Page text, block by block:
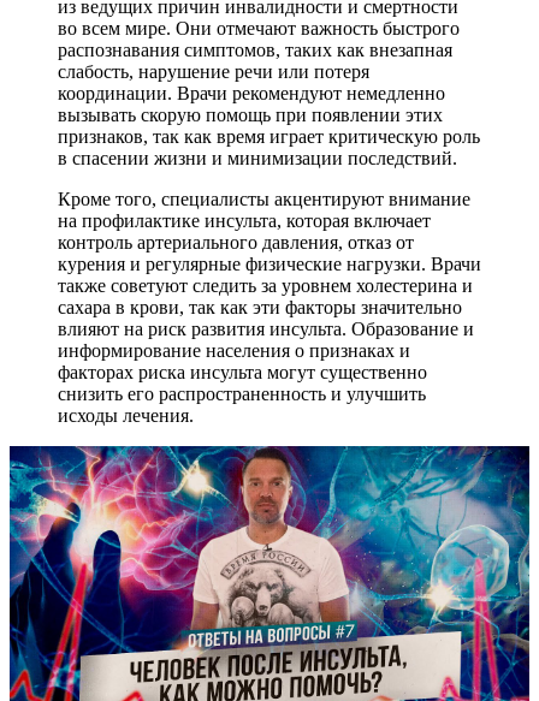
из ведущих причин инвалидности и смертности
во всем мире. Они отмечают важность быстрого
распознавания симптомов, таких как внезапная
слабость, нарушение речи или потеря
координации. Врачи рекомендуют немедленно
вызывать скорую помощь при появлении этих
признаков, так как время играет критическую роль
в спасении жизни и минимизации последствий.
Кроме того, специалисты акцентируют внимание
на профилактике инсульта, которая включает
контроль артериального давления, отказ от
курения и регулярные физические нагрузки. Врачи
также советуют следить за уровнем холестерина и
сахара в крови, так как эти факторы значительно
влияют на риск развития инсульта. Образование и
информирование населения о признаках и
факторах риска инсульта могут существенно
снизить его распространенность и улучшить
исходы лечения.